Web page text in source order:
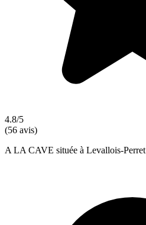
4.8/5
(56 avis)
A LA CAVE située à Levallois-Perret